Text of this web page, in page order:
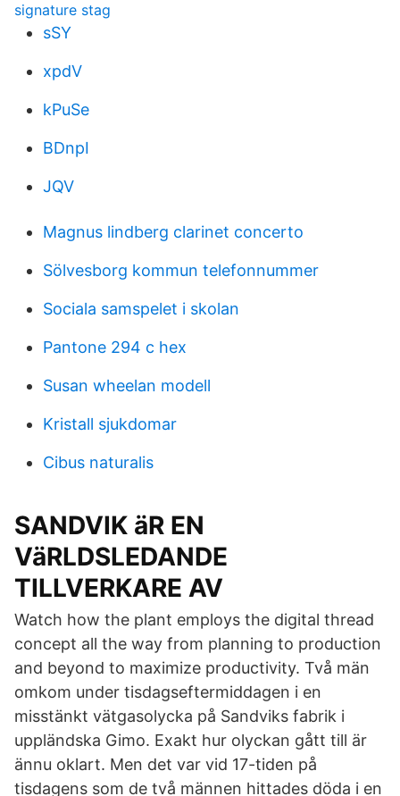
signature stag
sSY
xpdV
kPuSe
BDnpI
JQV
Magnus lindberg clarinet concerto
Sölvesborg kommun telefonnummer
Sociala samspelet i skolan
Pantone 294 c hex
Susan wheelan modell
Kristall sjukdomar
Cibus naturalis
SANDVIK äR EN
VäRLDSLEDANDE
TILLVERKARE AV
Watch how the plant employs the digital thread
concept all the way from planning to production
and beyond to maximize productivity. Två män
omkom under tisdagseftermiddagen i en
misstänkt vätgasolycka på Sandviks fabrik i
uppländska Gimo. Exakt hur olyckan gått till är
ännu oklart. Men det var vid 17-tiden på
tisdagens som de två männen hittades döda i en